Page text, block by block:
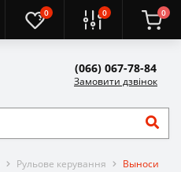
0 0 0
(066) 067-78-84
Замовити дзвінок
Рульове керування Выноси